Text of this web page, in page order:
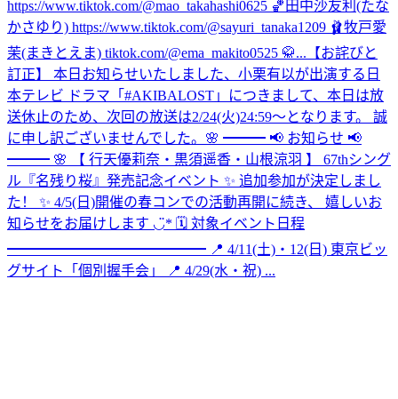
https://www.tiktok.com/@mao_takahashi0625 🏀田中沙友利(たな
かさゆり) https://www.tiktok.com/@sayuri_tanaka1209 🩰牧戸愛
茉(まきとえま) tiktok.com/@ema_makito0525 🥋... 【お詫びと
訂正】 本日お知らせいたしました、小栗有以が出演する日
本テレビ ドラマ「#AKIBALOST」につきまして、本日は放
送休止のため、次回の放送は2/24(火)24:59〜となります。 誠
に申し訳ございませんでした。 🌸 ━━━ 📢 お知らせ 📢
━━━ 🌸 【 行天優莉奈・黒須遥香・山根涼羽 】 67thシング
ル『名残り桜』発売記念イベント ✨ 追加参加が決定しまし
た！ ✨ 4/5(日)開催の春コンでの活動再開に続き、 嬉しいお
知らせをお届けします ◡̈* 🗓 対象イベント日程
━━━━━━━━━━━━━━ 📍 4/11(土)・12(日) 東京ビッ
グサイト「個別握手会」 📍 4/29(水・祝) ...